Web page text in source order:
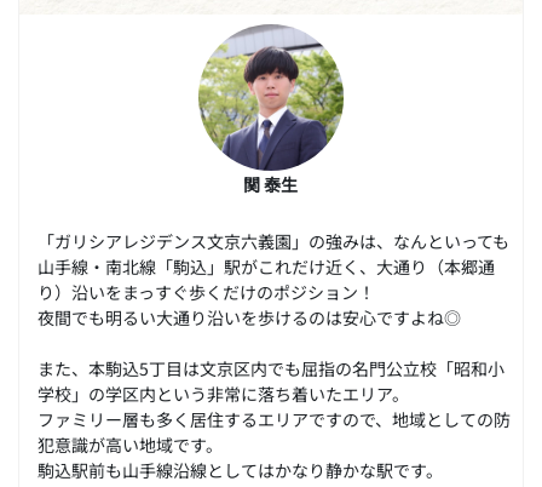
関 泰生
「ガリシアレジデンス文京六義園」の強みは、なんといっても
山手線・南北線「駒込」駅がこれだけ近く、大通り（本郷通
り）沿いをまっすぐ歩くだけのポジション！
夜間でも明るい大通り沿いを歩けるのは安心ですよね◎
また、本駒込5丁目は文京区内でも屈指の名門公立校「昭和小
学校」の学区内という非常に落ち着いたエリア。
ファミリー層も多く居住するエリアですので、地域としての防
犯意識が高い地域です。
駒込駅前も山手線沿線としてはかなり静かな駅です。